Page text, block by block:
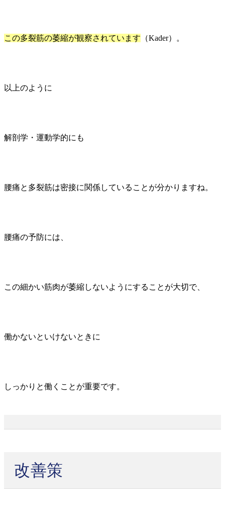
この多裂筋の萎縮が観察されています （Kader）。
以上のように
解剖学・運動学的にも
腰痛と多裂筋は密接に関係していることが分かりますね。
腰痛の予防には、
この細かい筋肉が萎縮しないようにすることが大切で、
働かないといけないときに
しっかりと働くことが重要です。
改善策